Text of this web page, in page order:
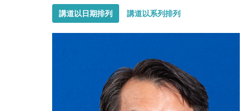
講道以日期排列 講道以系列排列